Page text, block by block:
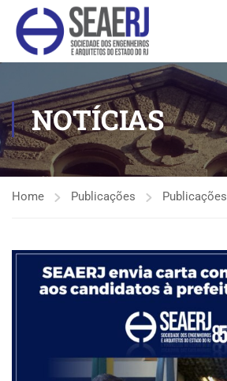
NOTÍCIAS
Home Publicações Publicações